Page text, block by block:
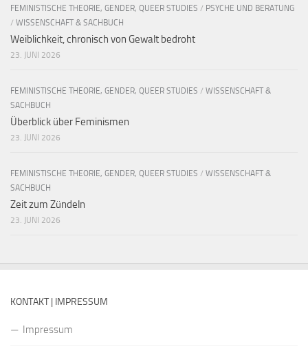
FEMINISTISCHE THEORIE, GENDER, QUEER STUDIES / PSYCHE UND BERATUNG
/ WISSENSCHAFT & SACHBUCH
Weiblichkeit, chronisch von Gewalt bedroht
23. JUNI 2026
FEMINISTISCHE THEORIE, GENDER, QUEER STUDIES / WISSENSCHAFT &
SACHBUCH
Überblick über Feminismen
23. JUNI 2026
FEMINISTISCHE THEORIE, GENDER, QUEER STUDIES / WISSENSCHAFT &
SACHBUCH
Zeit zum Zündeln
23. JUNI 2026
KONTAKT | IMPRESSUM
Impressum